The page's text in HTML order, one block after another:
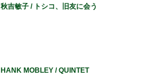
秋吉敏子 / トシコ、旧友に会う
HANK MOBLEY / QUINTET